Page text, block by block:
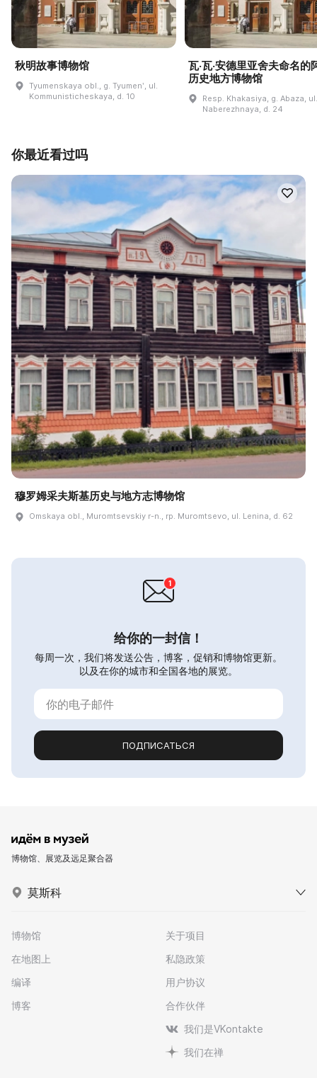
秋明故事博物馆
Tyumenskaya obl., g. Tyumenʹ, ul.
Kommunisticheskaya, d. 10
瓦·瓦·安德里亚舍夫命名的
历史地方博物馆
Resp. Khakasiya, g. Abaza, ul.
Naberezhnaya, d. 24
你最近看过吗
穆罗姆采夫斯基历史与地方志博物馆
Omskaya obl., Muromtsevskiy r-n., rp. Muromtsevo, ul. Lenina, d. 62
给你的一封信！
每周一次，我们将发送公告，博客，促销和博物馆更新。
以及在你的城市和全国各地的展览。
ПОДПИСАТЬСЯ
博物馆、展览及远足聚合器
莫斯科
博物馆
在地图上
编译
博客
关于项目
私隐政策
用户协议
合作伙伴
我们是VKontakte
我们在禅